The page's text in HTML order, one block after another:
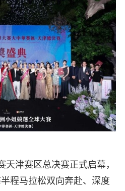
天津赛区总决赛正式启幕，
程马拉松双向奔赴、深度